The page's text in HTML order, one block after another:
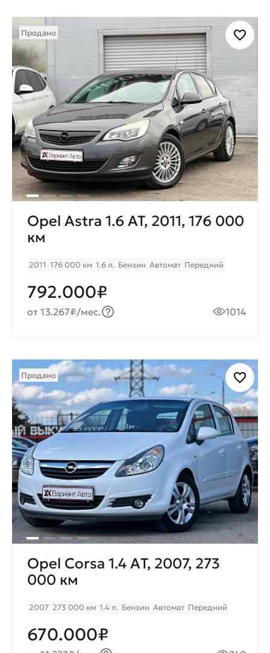
Продано
Opel Astra 1.6 AT, 2011, 176 000
км
2011 176 000 км 1.6 л. Бензин Автомат Передний
792.000₽
от 13.267₽/мес. 1014
Продано
Opel Corsa 1.4 AТ, 2007, 273
000 км
2007 273 000 км 1.4 л. Бензин Автомат Передний
670.000₽